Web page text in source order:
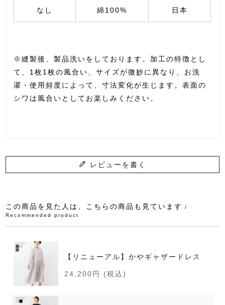
なし 綿100% 日本
※縫製後、製品洗いをしております。加工の特徴とし
て、1枚1枚の風合い、サイズが微妙に異なり、お洗
濯・使用頻度によって、寸法変化が生じます。表面の
シワは風合いとしてお楽しみください。
レビューを書く
この商品を見た人は、こちらの商品も見ています
/
Recommended product
【リニューアル】かやギャザードレス
24,200円 (税込)